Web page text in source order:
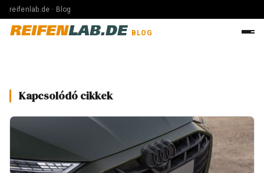
reifenlab.de · Blog
REIFENLAB.DE BLOG
Kapcsolódó cikkek